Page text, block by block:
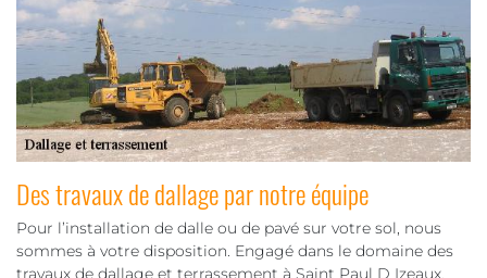
Des travaux de dallage par notre équipe
Pour l’installation de dalle ou de pavé sur votre sol, nous
sommes à votre disposition. Engagé dans le domaine des
travaux de dallage et terrassement à Saint Paul D Izeaux,